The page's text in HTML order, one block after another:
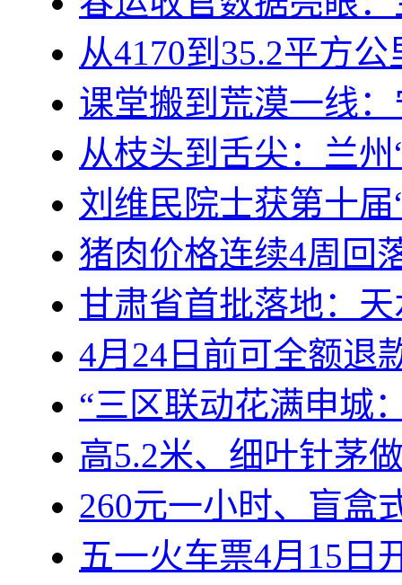
从4170到35.2平方
课堂搬到荒漠一线
从枝头到舌尖：兰
刘维民院士获第十
猪肉价格连续4周回
甘肃省首批落地：
4月24日前可全额退
“三区联动花满申城
高5.2米、细叶针茅
260元一小时、盲盒
五一火车票4月15日